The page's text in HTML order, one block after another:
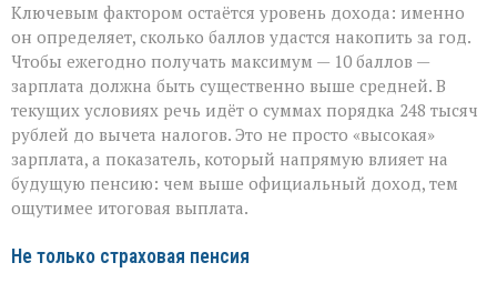
Ключевым фактором остаётся уровень дохода: именно
он определяет, сколько баллов удастся накопить за год.
Чтобы ежегодно получать максимум — 10 баллов —
зарплата должна быть существенно выше средней. В
текущих условиях речь идёт о суммах порядка 248 тысяч
рублей до вычета налогов. Это не просто «высокая»
зарплата, а показатель, который напрямую влияет на
будущую пенсию: чем выше официальный доход, тем
ощутимее итоговая выплата.
Не только страховая пенсия